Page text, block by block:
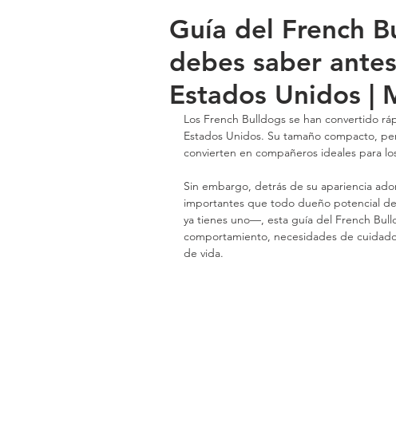
Guía del French
debes saber
Estados Unidos |
Los French Bulldogs se han convertido
Estados Unidos. Su tamaño compacto,
convierten en compañeros ideales para
Sin embargo, detrás de su apariencia
importantes que todo dueño potencial
ya tienes uno—, esta guía del French
comportamiento, necesidades de
de vida.